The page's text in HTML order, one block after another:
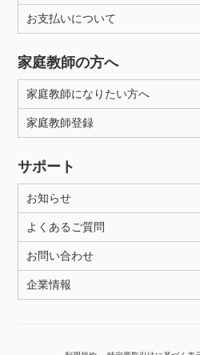
お支払いについて
家庭教師の方へ
家庭教師になりたい方へ
家庭教師登録
サポート
お知らせ
よくあるご質問
お問い合わせ
企業情報